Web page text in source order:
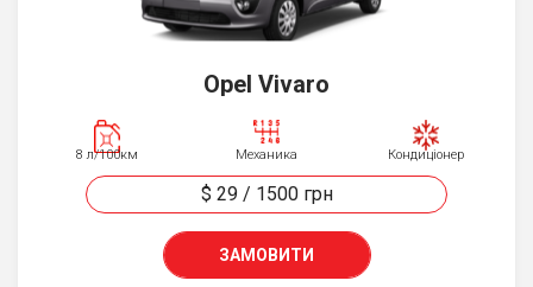
Opel Vivaro
8 л/100км Механика Кондиціонер
$ 29/ 1500 грн
ЗАМОВИТИ